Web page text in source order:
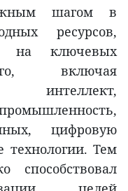
шагом в
ресурсов,
на ключевых
включая
цифровую
Тем